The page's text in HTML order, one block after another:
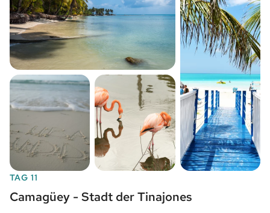
TAG 11
Camagüey - Stadt der Tinajones